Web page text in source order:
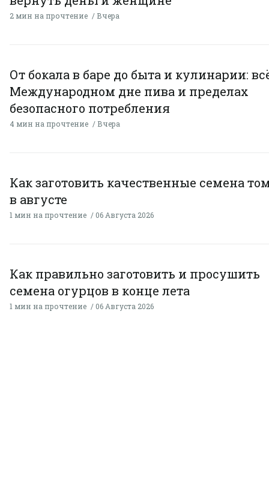
2 мин на прочтение Вчера
От бокала в баре до быта и кулинарии:
Международном дне пива и пределах
безопасного потребления
4 мин на прочтение Вчера
Как заготовить качественные семена
в августе
1 мин на прочтение 06 Августа 2026
Как правильно заготовить и просушить
семена огурцов в конце лета
1 мин на прочтение 06 Августа 2026